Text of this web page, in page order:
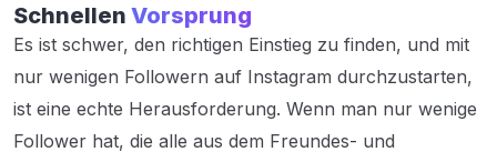
Schnellen Vorsprung
Es ist schwer, den richtigen Einstieg zu finden, und mit
nur wenigen Followern auf Instagram durchzustarten,
ist eine echte Herausforderung. Wenn man nur wenige
Follower hat, die alle aus dem Freundes- und